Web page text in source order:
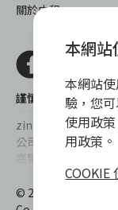
關於中租
謹慎衡量自身財務
zingala銀角零卡/仲
公司合作，更不會
高警覺，勿受騙上當！
提醒您，消費前請
百分率區間為
© 2022 仲信資融股
本網站
本網站
驗，您
使用政
用政策。
COOKIE